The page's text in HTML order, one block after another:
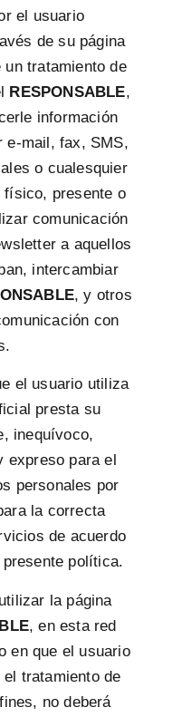
el usuario
de su página
tratamiento de
RESPONSABLE,
información
e-mail, fax, SMS,
o cualesquier
físico, presente o
comunicación
a aquellos
intercambiar
, y otros
con
el usuario utiliza
presta su
inequívoco,
para el
personales por
la correcta
de acuerdo
política.
la página
, en esta red
en que el usuario
tratamiento de
no deberá